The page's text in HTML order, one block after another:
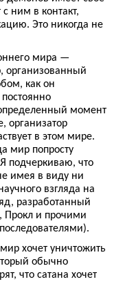
ним в контакт,
Это никогда не
мира —
организованный
как он
момент
организатор
в этом мире.
мир попросту
подчеркиваю, что
имея в виду ни
взгляда на
разработанный
и прочими
хочет уничтожить
обычно
что сатана хочет